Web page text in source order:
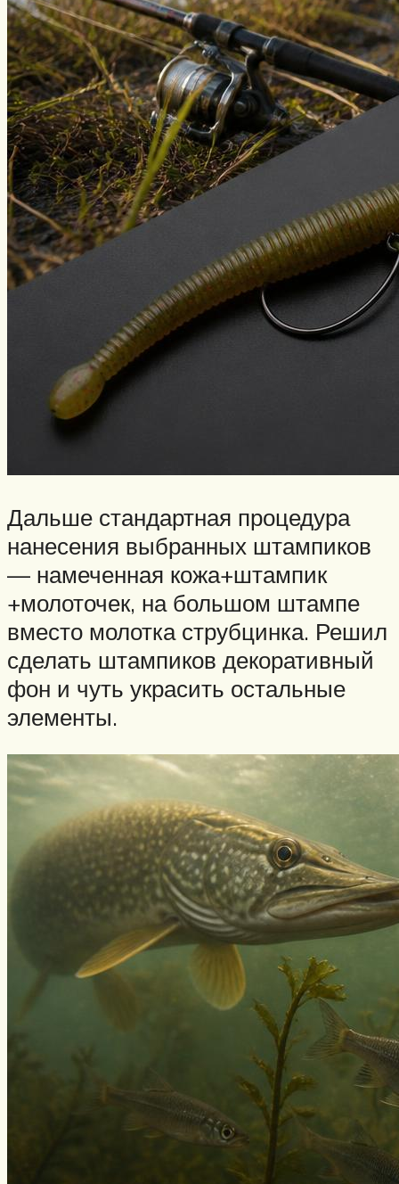
Дальше стандартная процедура
нанесения выбранных штампиков
— намеченная кожа+штампик
+молоточек, на большом штампе
вместо молотка струбцинка. Решил
сделать штампиков декоративный
фон и чуть украсить остальные
элементы.